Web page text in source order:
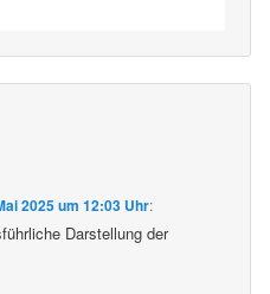
2025 um 12:03 Uhr:
Darstellung der